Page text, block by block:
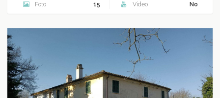
Foto 15 Video No